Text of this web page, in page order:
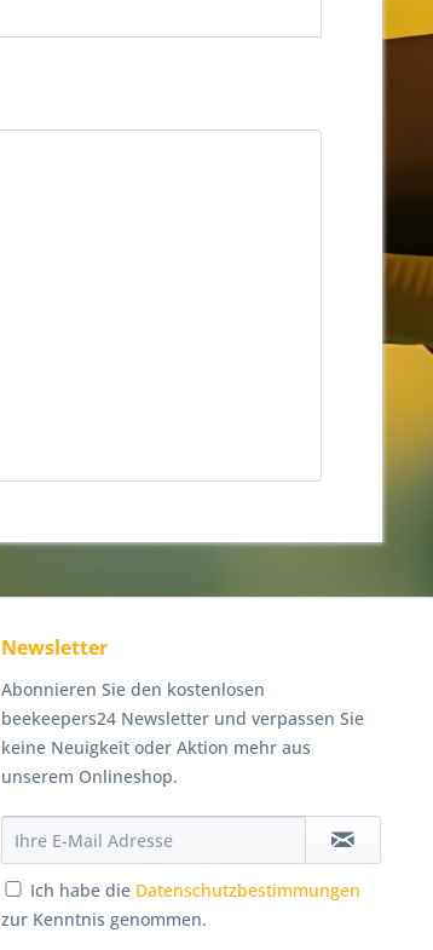
Newsletter
Abonnieren Sie den kostenlosen
beekeepers24 Newsletter und verpassen Sie
keine Neuigkeit oder Aktion mehr aus
unserem Onlineshop.
Ich habe die Datenschutzbestimmungen
zur Kenntnis genommen.